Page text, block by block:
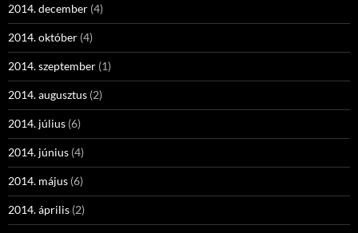
2014. december (4)
2014. október (4)
2014. szeptember (1)
2014. augusztus (2)
2014. július (6)
2014. június (4)
2014. május (6)
2014. április (2)